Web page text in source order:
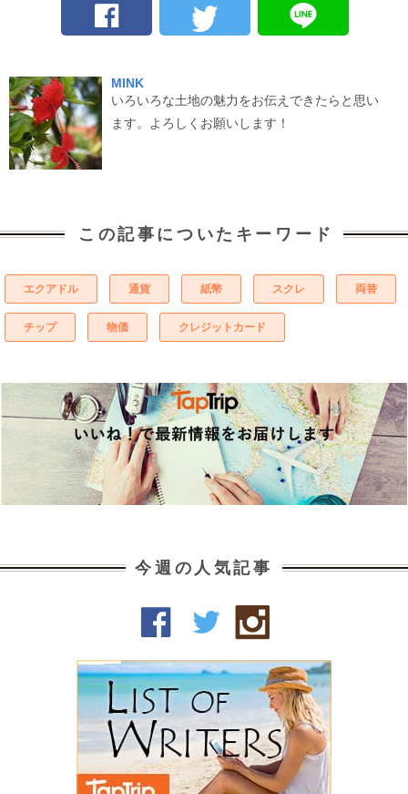
MINK
いろいろな土地の魅力をお伝えできたらと思い
ます。よろしくお願いします！
この記事についたキーワード
エクアドル 通貨 紙幣 スクレ 両替
チップ 物価 クレジットカード
今週の人気記事